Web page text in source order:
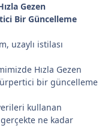
Gezen
Bir Güncelleme
uzaylı istilası
Hızla Gezen
ürpertici bir güncelleme
kullanan
ne kadar